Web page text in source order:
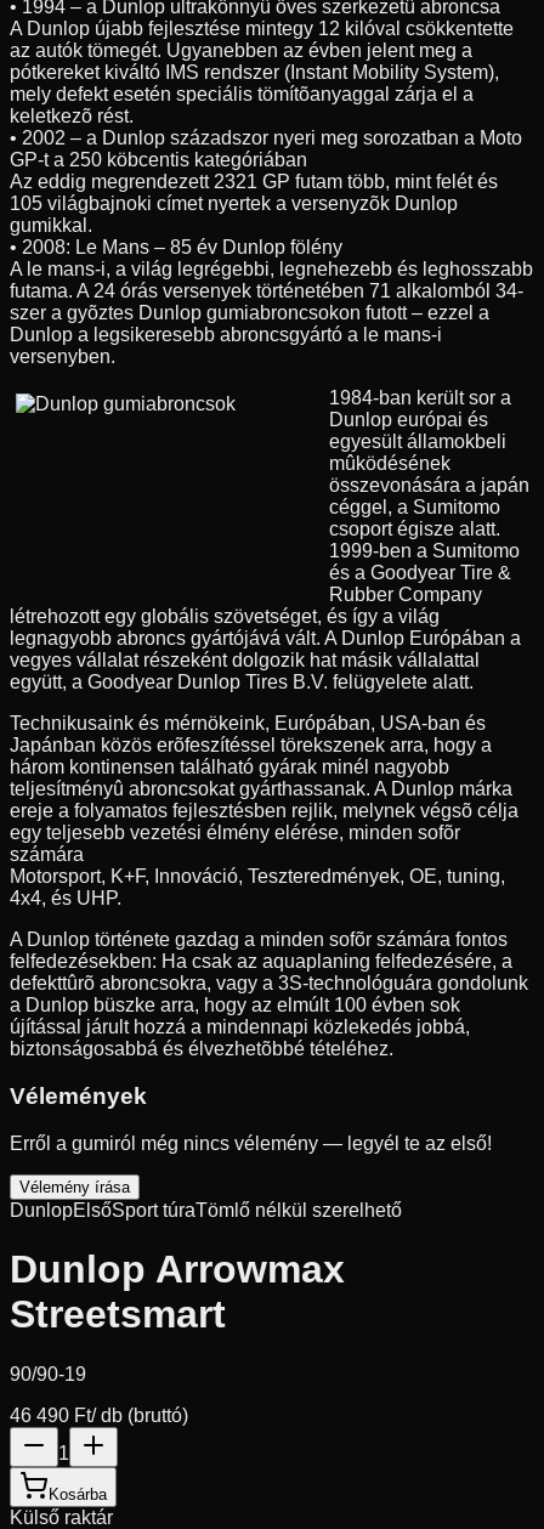
• 1994 – a Dunlop ultrakönnyû öves szerkezetû abroncsa
A Dunlop újabb fejlesztése mintegy 12 kilóval csökkentette
az autók tömegét. Ugyanebben az évben jelent meg a
pótkereket kiváltó IMS rendszer (Instant Mobility System),
mely defekt esetén speciális tömítõanyaggal zárja el a
keletkezõ rést.
• 2002 – a Dunlop századszor nyeri meg sorozatban a Moto
GP-t a 250 köbcentis kategóriában
Az eddig megrendezett 2321 GP futam több, mint felét és
105 világbajnoki címet nyertek a versenyzõk Dunlop
gumikkal.
• 2008: Le Mans – 85 év Dunlop fölény
A le mans-i, a világ legrégebbi, legnehezebb és leghosszabb
futama. A 24 órás versenyek történetében 71 alkalomból 34-
szer a gyõztes Dunlop gumiabroncsokon futott – ezzel a
Dunlop a legsikeresebb abroncsgyártó a le mans-i
versenyben.
1984-ban került sor a
Dunlop európai és
egyesült államokbeli
mûködésének
összevonására a japán
céggel, a Sumitomo
csoport égisze alatt.
1999-ben a Sumitomo
és a Goodyear Tire &
Rubber Company
létrehozott egy globális szövetséget, és így a világ
legnagyobb abroncs gyártójává vált. A Dunlop Európában a
vegyes vállalat részeként dolgozik hat másik vállalattal
együtt, a Goodyear Dunlop Tires B.V. felügyelete alatt.
Technikusaink és mérnökeink, Európában, USA-ban és
Japánban közös erõfeszítéssel törekszenek arra, hogy a
három kontinensen található gyárak minél nagyobb
teljesítményû abroncsokat gyárthassanak. A Dunlop márka
ereje a folyamatos fejlesztésben rejlik, melynek végsõ célja
egy teljesebb vezetési élmény elérése, minden sofõr
számára
Motorsport, K+F, Innováció, Teszteredmények, OE, tuning,
4x4, és UHP.
A Dunlop története gazdag a minden sofõr számára fontos
felfedezésekben: Ha csak az aquaplaning felfedezésére, a
defekttûrõ abroncsokra, vagy a 3S-technológuára gondolunk
a Dunlop büszke arra, hogy az elmúlt 100 évben sok
újítással járult hozzá a mindennapi közlekedés jobbá,
biztonságosabbá és élvezhetõbbé tételéhez.
Vélemények
Erről a gumiról még nincs vélemény — legyél te az első!
Vélemény írása
DunlopElsőSport túraTömlő nélkül szerelhető
Dunlop Arrowmax
Streetsmart
90/90-19
46 490 Ft/ db (bruttó)
1
Kosárba
Külső raktár